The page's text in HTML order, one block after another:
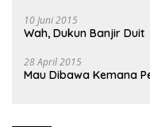
10 Juni 2015
Wah, Dukun Banjir Duit
28 April 2015
Mau Dibawa Kemana